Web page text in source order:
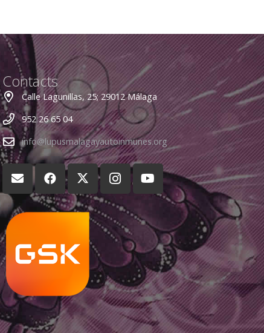
Contacts
Calle Lagunillas, 25; 29012 Málaga
952 26 65 04
info@lupusmalagayautoinmunes.org